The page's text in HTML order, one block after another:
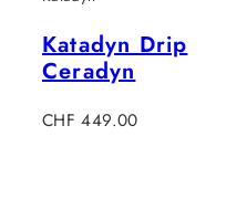
Katadyn Drip
Ceradyn
Regulärer
CHF 449.00